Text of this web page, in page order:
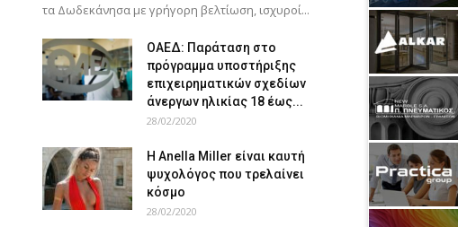
τα Δωδεκάνησα με γρήγορη βελτίωση, ισχυροί...
ΟΑΕΔ: Παράταση στο
πρόγραμμα υποστήριξης
επιχειρηματικών σχεδίων
άνεργων ηλικίας 18 έως...
28/02/2020
Η Anella Miller είναι καυτή
ψυχολόγος που τρελαίνει
κόσμο
28/02/2020